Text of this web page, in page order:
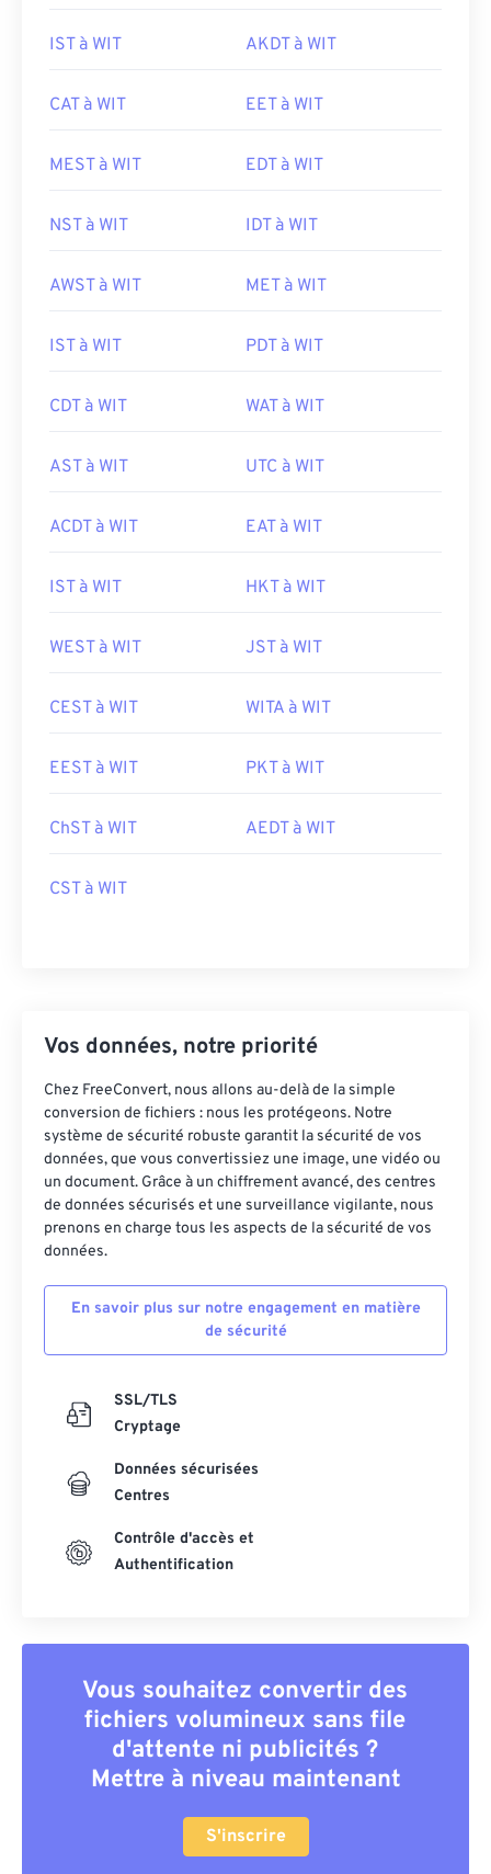
IST à WIT AKDT à WIT
CAT à WIT EET à WIT
MEST à WIT EDT à WIT
NST à WIT IDT à WIT
AWST à WIT MET à WIT
IST à WIT PDT à WIT
CDT à WIT WAT à WIT
AST à WIT UTC à WIT
ACDT à WIT EAT à WIT
IST à WIT HKT à WIT
WEST à WIT JST à WIT
CEST à WIT WITA à WIT
EEST à WIT PKT à WIT
ChST à WIT AEDT à WIT
CST à WIT
Vos données, notre priorité
Chez FreeConvert, nous allons au-delà de la simple
conversion de fichiers : nous les protégeons. Notre
système de sécurité robuste garantit la sécurité de vos
données, que vous convertissiez une image, une vidéo ou
un document. Grâce à un chiffrement avancé, des centres
de données sécurisés et une surveillance vigilante, nous
prenons en charge tous les aspects de la sécurité de vos
données.
En savoir plus sur notre engagement en matière
de sécurité
SSL/TLS
Cryptage
Données sécurisées
Centres
Contrôle d'accès et
Authentification
Vous souhaitez convertir des
fichiers volumineux sans file
d'attente ni publicités ?
Mettre à niveau maintenant
S'inscrire